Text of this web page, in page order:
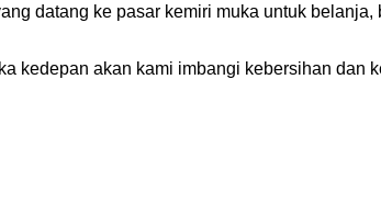
datang ke pasar kemiri muka untuk
kedepan akan kami imbangi kebersihan dan